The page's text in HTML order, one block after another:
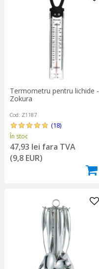
Termometru pentru lichide -
Zokura
Cod: Z1187
(18)
În stoc
47,93 lei fara TVA
(9,8 EUR)